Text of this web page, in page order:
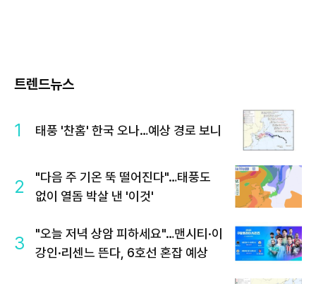
트렌드뉴스
1 태풍 '찬홈' 한국 오나…예상 경로 보니
2
"다음 주 기온 뚝 떨어진다"…태풍도
없이 열돔 박살 낸 '이것'
3
"오늘 저녁 상암 피하세요"…맨시티·이
강인·리센느 뜬다, 6호선 혼잡 예상